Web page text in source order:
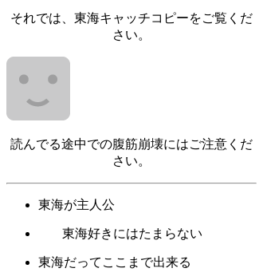
それでは、東海キャッチコピーをご覧くだ
さい。
読んでる途中での腹筋崩壊にはご注意くだ
さい。
東海が主人公
東海好きにはたまらない
東海だってここまで出来る